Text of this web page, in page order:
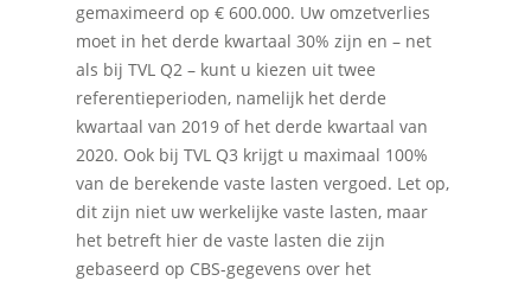
gemaximeerd op € 600.000. Uw omzetverlies
moet in het derde kwartaal 30% zijn en – net
als bij TVL Q2 – kunt u kiezen uit twee
referentieperioden, namelijk het derde
kwartaal van 2019 of het derde kwartaal van
2020. Ook bij TVL Q3 krijgt u maximaal 100%
van de berekende vaste lasten vergoed. Let op,
dit zijn niet uw werkelijke vaste lasten, maar
het betreft hier de vaste lasten die zijn
gebaseerd op CBS-gegevens over het